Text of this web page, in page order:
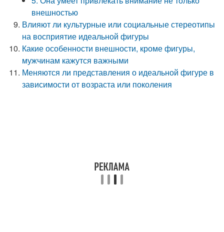
внешностью
Влияют ли культурные или социальные стереотипы
на восприятие идеальной фигуры
Какие особенности внешности, кроме фигуры,
мужчинам кажутся важными
Меняются ли представления о идеальной фигуре в
зависимости от возраста или поколения